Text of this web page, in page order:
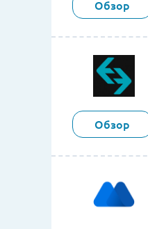
Обзор
Обзор